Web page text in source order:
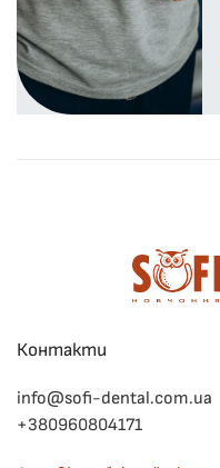
Контакти
info@sofi-dental.com.ua
+380960804171